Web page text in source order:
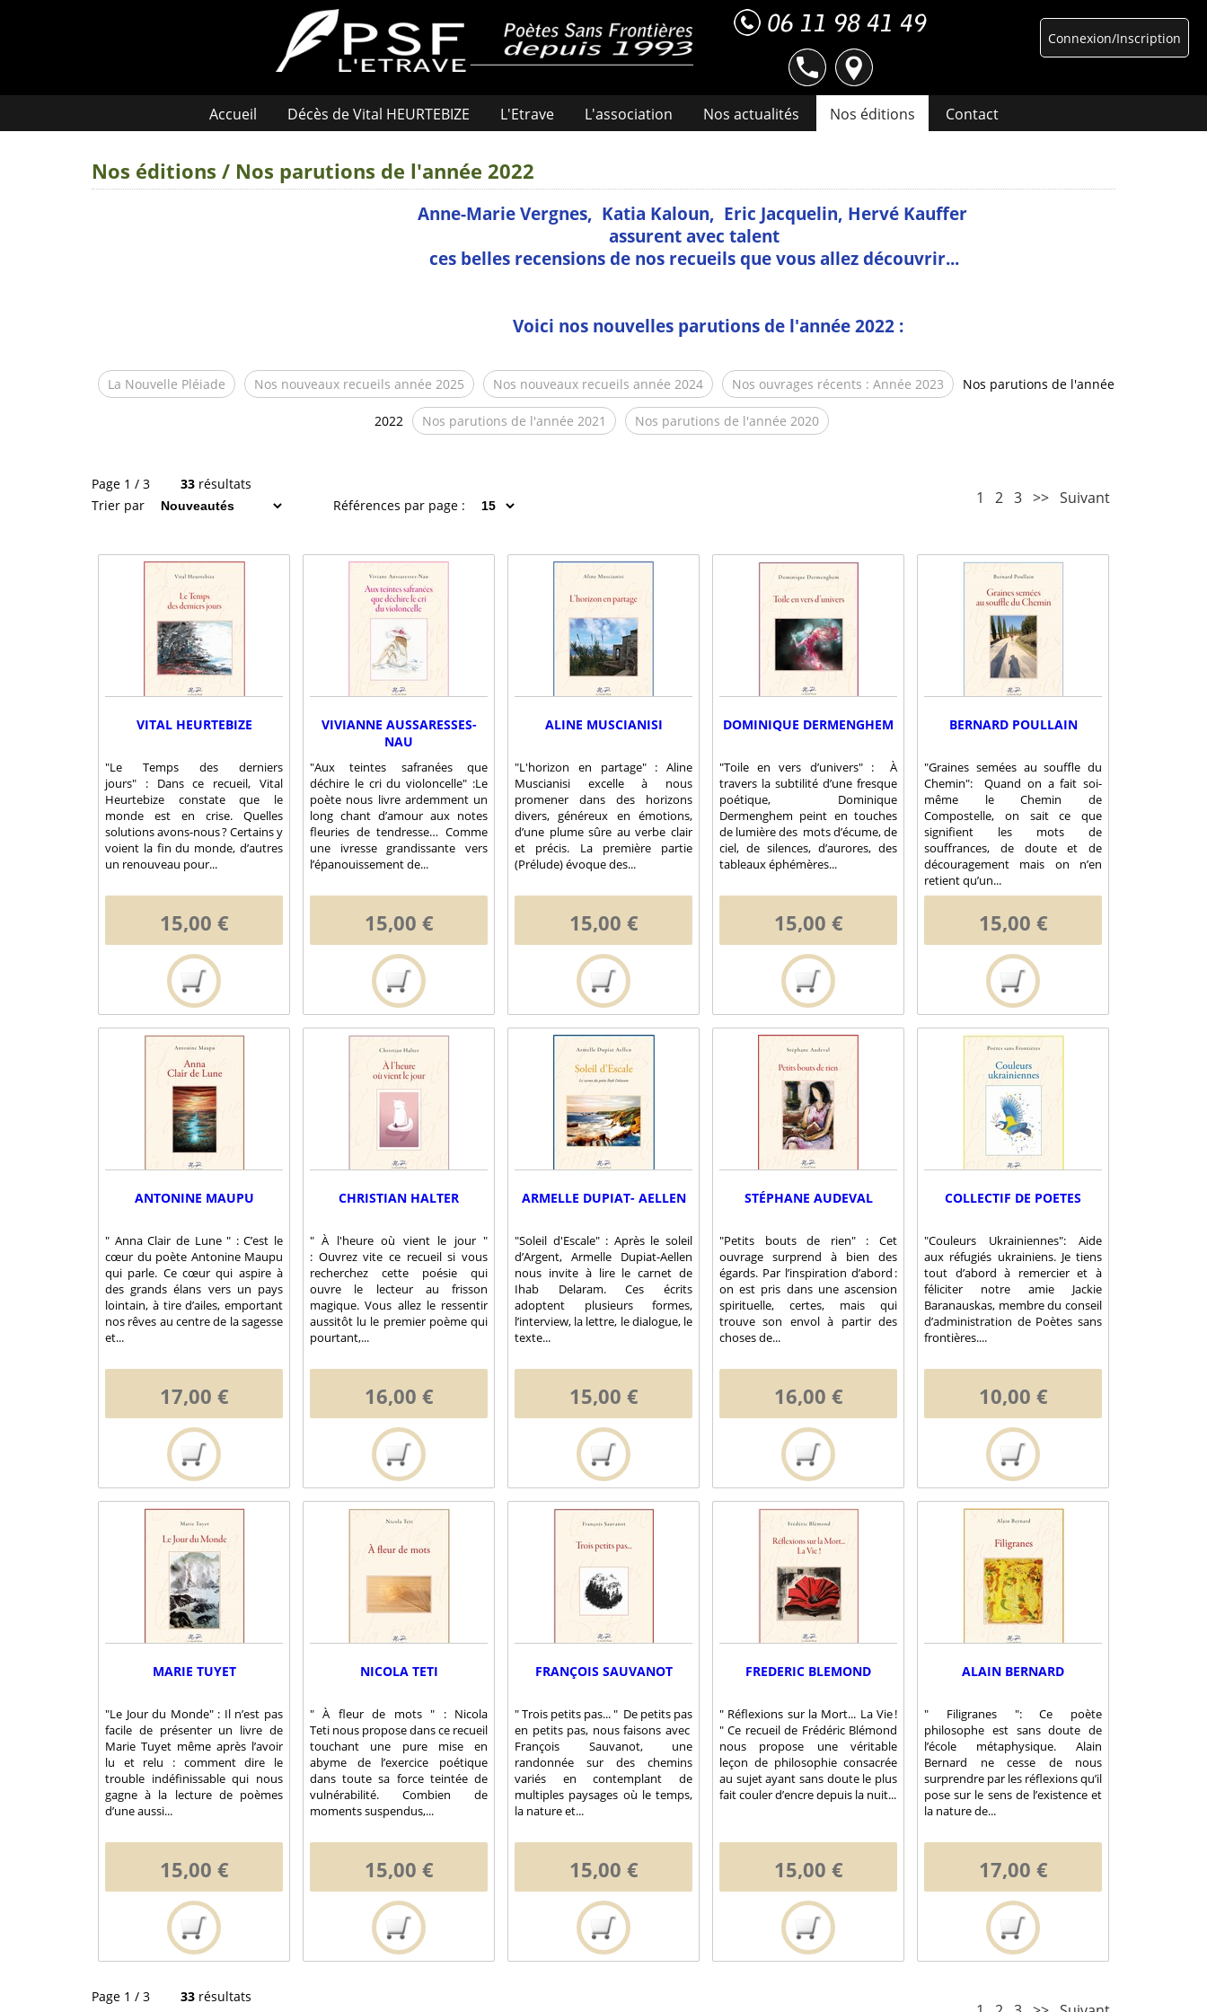
Connexion/Inscription
Accueil Décès de Vital HEURTEBIZE L'Etrave L'association Nos actualités Nos éditions Contact
Nos éditions / Nos parutions de l'année 2022
Anne-Marie Vergnes, Katia Kaloun, Eric Jacquelin, Hervé Kauffer
assurent avec talent
ces belles recensions de nos recueils que vous allez découvrir...
Voici nos nouvelles parutions de l'année 2022 :
La Nouvelle Pléiade Nos nouveaux recueils année 2025 Nos nouveaux recueils année 2024 Nos ouvrages récents : Année 2023 Nos parutions de l'année
2022 Nos parutions de l'année 2021 Nos parutions de l'année 2020
Page 1 / 3 33 résultats
Trier par
Références par page : 1 2 3 >> Suivant
VITAL HEURTEBIZE
"Le Temps des derniers
jours" : Dans ce recueil, Vital
Heurtebize constate que le
monde est en crise. Quelles
solutions avons-nous ? Certains y
voient la fin du monde, d’autres
un renouveau pour...
15,00 €
VIVIANNE AUSSARESSES-
NAU
"Aux teintes safranées que
déchire le cri du violoncelle" :Le
poète nous livre ardemment un
long chant d’amour aux notes
fleuries de tendresse… Comme
une ivresse grandissante vers
l’épanouissement de...
15,00 €
ALINE MUSCIANISI
"L'horizon en partage" : Aline
Muscianisi excelle à nous
promener dans des horizons
divers, généreux en émotions,
d’une plume sûre au verbe clair
et précis. La première partie
(Prélude) évoque des...
15,00 €
DOMINIQUE DERMENGHEM
"Toile en vers d’univers" : À
travers la subtilité d’une fresque
poétique, Dominique
Dermenghem peint en touches
de lumière des mots d’écume, de
ciel, de silences, d’aurores, des
tableaux éphémères...
15,00 €
BERNARD POULLAIN
"Graines semées au souffle du
Chemin": Quand on a fait soi-
même le Chemin de
Compostelle, on sait ce que
signifient les mots de
souffrances, de doute et de
découragement mais on n’en
retient qu’un...
15,00 €
ANTONINE MAUPU
" Anna Clair de Lune " : C’est le
cœur du poète Antonine Maupu
qui parle. Ce cœur qui aspire à
des grands élans vers un pays
lointain, à tire d’ailes, emportant
nos rêves au centre de la sagesse
et...
17,00 €
CHRISTIAN HALTER
" À l'heure où vient le jour "
: Ouvrez vite ce recueil si vous
recherchez cette poésie qui
ouvre le lecteur au frisson
magique. Vous allez le ressentir
aussitôt lu le premier poème qui
pourtant,...
16,00 €
ARMELLE DUPIAT- AELLEN
"Soleil d'Escale" : Après le soleil
d’Argent, Armelle Dupiat-Aellen
nous invite à lire le carnet de
Ihab Delaram. Ces écrits
adoptent plusieurs formes,
l’interview, la lettre, le dialogue, le
texte...
15,00 €
STÉPHANE AUDEVAL
"Petits bouts de rien" : Cet
ouvrage surprend à bien des
égards. Par l’inspiration d’abord :
on est pris dans une ascension
spirituelle, certes, mais qui
trouve son envol à partir des
choses de...
16,00 €
COLLECTIF DE POETES
"Couleurs Ukrainiennes": Aide
aux réfugiés ukrainiens. Je tiens
tout d’abord à remercier et à
féliciter notre amie Jackie
Baranauskas, membre du conseil
d’administration de Poètes sans
frontières....
10,00 €
MARIE TUYET
"Le Jour du Monde" : Il n’est pas
facile de présenter un livre de
Marie Tuyet même après l’avoir
lu et relu : comment dire le
trouble indéfinissable qui nous
gagne à la lecture de poèmes
d’une aussi...
15,00 €
NICOLA TETI
" À fleur de mots " : Nicola
Teti nous propose dans ce recueil
touchant une pure mise en
abyme de l’exercice poétique
dans toute sa force teintée de
vulnérabilité. Combien de
moments suspendus,...
15,00 €
FRANÇOIS SAUVANOT
" Trois petits pas... " De petits pas
en petits pas, nous faisons avec
François Sauvanot, une
randonnée sur des chemins
variés en contemplant de
multiples paysages où le temps,
la nature et...
15,00 €
FREDERIC BLEMOND
" Réflexions sur la Mort... La Vie !
" Ce recueil de Frédéric Blémond
nous propose une véritable
leçon de philosophie consacrée
au sujet ayant sans doute le plus
fait couler d’encre depuis la nuit...
15,00 €
ALAIN BERNARD
" Filigranes ": Ce poète
philosophe est sans doute de
l’école métaphysique. Alain
Bernard ne cesse de nous
surprendre par les réflexions qu’il
pose sur le sens de l’existence et
la nature de...
17,00 €
Page 1 / 3 33 résultats